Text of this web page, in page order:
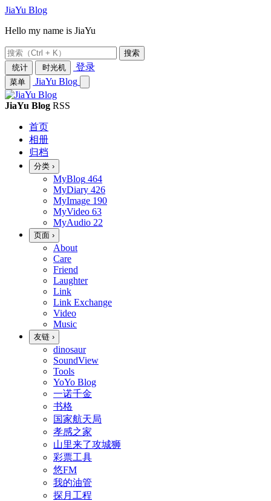
JiaYu Blog
Hello my name is JiaYu
搜索
统计
时光机 登录
菜单 JiaYu Blog
JiaYu Blog RSS
首页
相册
归档
分类 ›
MyBlog 464
MyDiary 426
MyImage 190
MyVideo 63
MyAudio 22
页面 ›
About
Care
Friend
Laughter
Link
Link Exchange
Video
Music
友链 ›
dinosaur
SoundView
Tools
YoYo Blog
一诺千金
书格
国家航天局
孝感之家
山里来了攻城狮
彩票工具
悠FM
我的油管
探月工程